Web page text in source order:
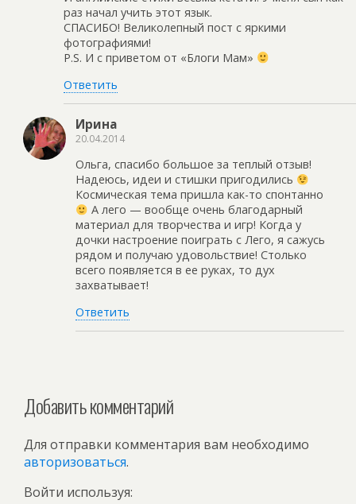
раз начал учить этот язык.
СПАСИБО! Великолепный пост с яркими
фотографиями!
P.S. И с приветом от «Блоги Мам»
Ответить
Ирина
20.04.2014
Ольга, спасибо большое за теплый отзыв!
Надеюсь, идеи и стишки пригодились
Космическая тема пришла как-то спонтанно
А лего — вообще очень благодарный
материал для творчества и игр! Когда у
дочки настроение поиграть с Лего, я сажусь
рядом и получаю удовольствие! Столько
всего появляется в ее руках, то дух
захватывает!
Ответить
Добавить комментарий
Для отправки комментария вам необходимо
авторизоваться.
Войти используя: